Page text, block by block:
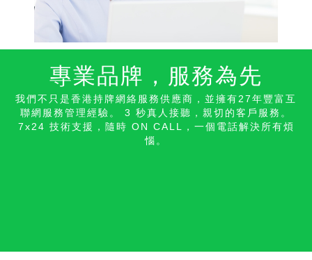
專業品牌，服務為先
我們不只是香港持牌網絡服務供應商，並擁有27年豐富互
聯網服務管理經驗。 3 秒真人接聽，親切的客戶服務。
7x24 技術支援，隨時 ON CALL，一個電話解決所有煩
惱。